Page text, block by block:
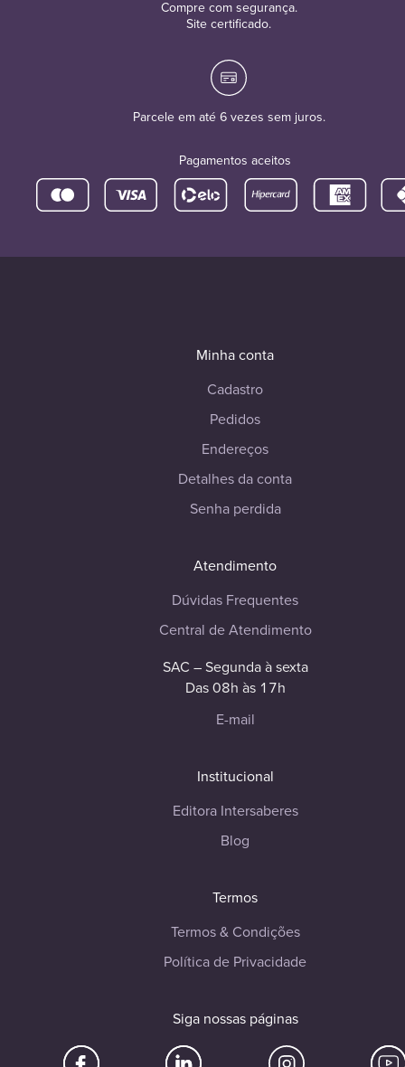
Compre com segurança.
Site certificado.
Parcele em até 6 vezes sem juros.
Pagamentos aceitos
Minha conta
Cadastro
Pedidos
Endereços
Detalhes da conta
Senha perdida
Atendimento
Dúvidas Frequentes
Central de Atendimento
SAC – Segunda à sexta
Das 08h às 17h
E-mail
Institucional
Editora Intersaberes
Blog
Termos
Termos & Condições
Política de Privacidade
Siga nossas páginas